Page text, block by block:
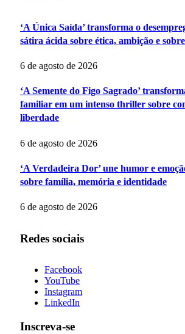
‘A Única Saída’ transforma o
sátira ácida sobre ética, ambição e
6 de agosto de 2026
‘A Semente do Figo Sagrado’
familiar em um intenso thriller sobre
liberdade
6 de agosto de 2026
‘A Verdadeira Dor’ une humor e
sobre família, memória e identidade
6 de agosto de 2026
Redes sociais
Facebook
YouTube
Instagram
LinkedIn
Inscreva-se